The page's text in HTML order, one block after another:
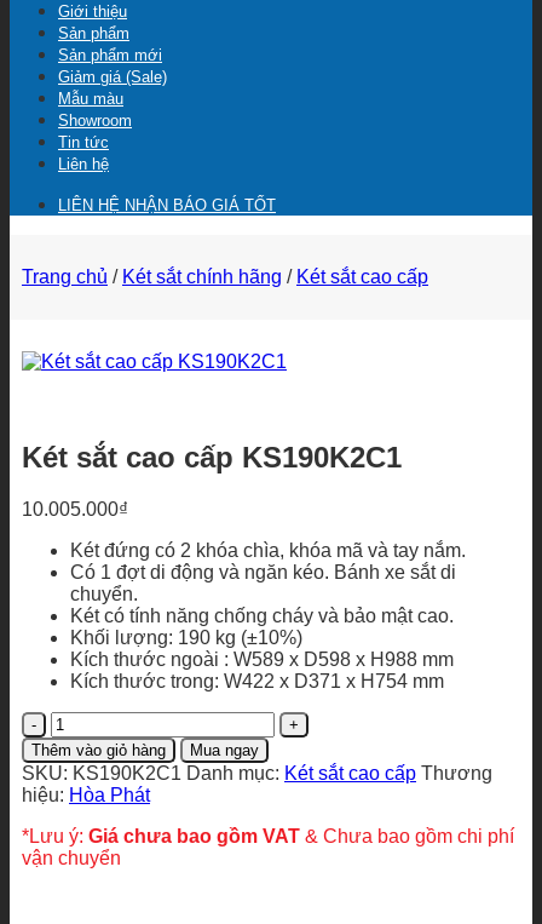
Giới thiệu
Sản phẩm
Sản phẩm mới
Giảm giá (Sale)
Mẫu màu
Showroom
Tin tức
Liên hệ
LIÊN HỆ NHẬN BÁO GIÁ TỐT
Trang chủ / Két sắt chính hãng / Két sắt cao cấp
Két sắt cao cấp KS190K2C1
10.005.000₫
Két đứng có 2 khóa chìa, khóa mã và tay nắm.
Có 1 đợt di động và ngăn kéo. Bánh xe sắt di
chuyển.
Két có tính năng chống cháy và bảo mật cao.
Khối lượng: 190 kg (±10%)
Kích thước ngoài : W589 x D598 x H988 mm
Kích thước trong: W422 x D371 x H754 mm
Két
sắt
cao
cấp
KS190K2C1
số
lượng
Thêm vào giỏ hàng Mua ngay
SKU: KS190K2C1 Danh mục: Két sắt cao cấp Thương
hiệu: Hòa Phát
*Lưu ý: Giá chưa bao gồm VAT & Chưa bao gồm chi phí
vận chuyển